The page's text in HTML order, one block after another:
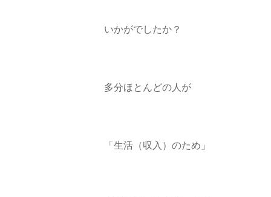
いかがでしたか？
多分ほとんどの人が
「生活（収入）のため」